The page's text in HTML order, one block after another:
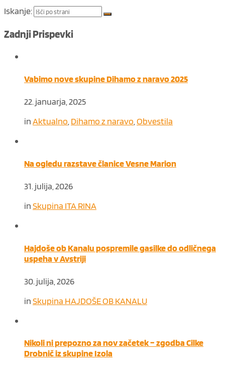
Iskanje:
Zadnji Prispevki
Vabimo nove skupine Dihamo z naravo 2025
22. januarja, 2025
inAktualno Dihamo z naravo Obvestila
Na ogledu razstave članice Vesne Marion
31. julija, 2026
inSkupina ITA RINA
Hajdoše ob Kanalu pospremile gasilke do odličnega
uspeha v Avstriji
30. julija, 2026
inSkupina HAJDOŠE OB KANALU
Nikoli ni prepozno za nov začetek – zgodba Cilke
Drobnič iz skupine Izola